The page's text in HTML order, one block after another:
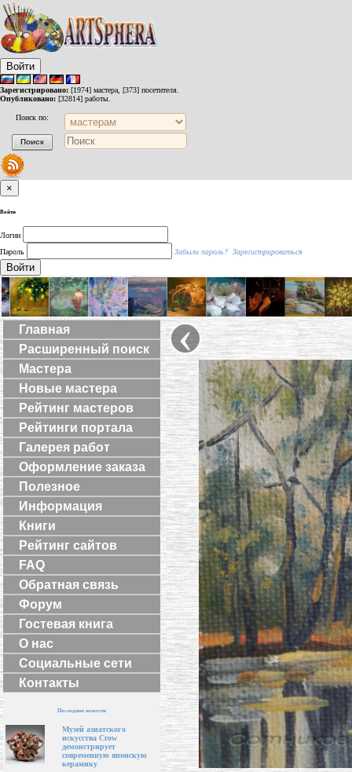
Войти
Зарегистрировано: [1974] мастера, [373] посетителя.
Опубликовано: [32814] работы.
Поиск по:
×
Войти
Логин
Пароль
Забыли пароль? Зарегистрироваться
Войти
Главная
Расширенный поиск
Мастера
Новые мастера
Рейтинг мастеров
Рейтинги портала
Галерея работ
Оформление заказа
Полезное
Информация
Книги
Рейтинг сайтов
FAQ
Обратная связь
Форум
Гостевая книга
О нас
Социальные сети
Контакты
Последние новости
Музей азиатского
искусства Crow
демонстрирует
современную японскую
керамику
‹